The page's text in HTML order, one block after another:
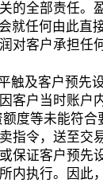
的全部责任。
就任何由此直
对客户承担任
触及客户预先
客户当时账户
度等未能符合
指令，送至交
保证客户预先
内执行。因此